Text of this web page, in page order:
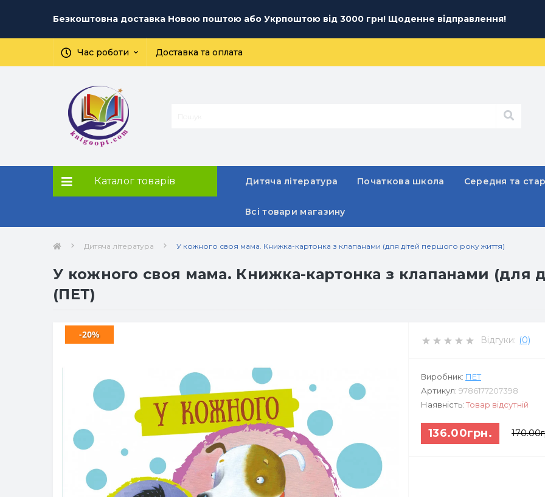
Безкоштовна доставка Новою поштою або Укрпоштою від 3000 грн! Щоденне відправлення!
Час роботи Доставка та оплата
Каталог товарів Дитяча література Початкова школа Середня та
Всі товари магазину
Дитяча література У кожного своя мама. Книжка-картонка з клапанами (для дітей першого року життя)
У кожного своя мама. Книжка-картонка з клапанами (для
(ПЕТ)
-20% Відгуки: (0)
Виробник: ПЕТ
Артикул: 9786177207398
Наявність: Товар відсутній
136.00грн.